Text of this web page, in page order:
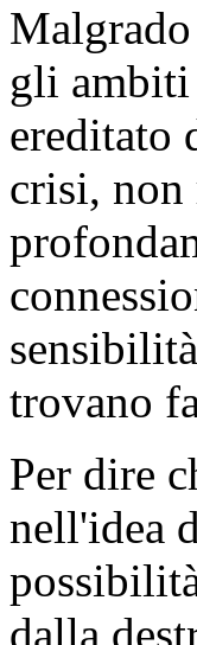
gli ambiti
ereditato
crisi,
trovano
Per dire
nell'idea
dalla